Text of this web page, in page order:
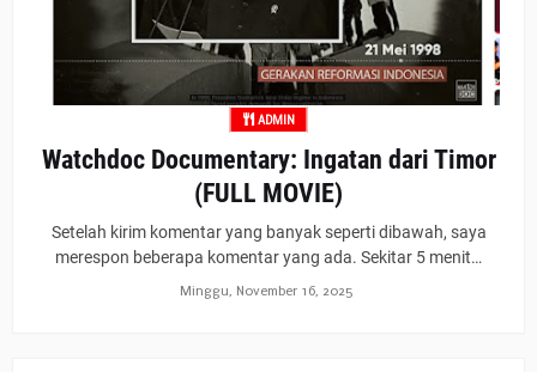
ADMIN
Watchdoc Documentary: Ingatan dari Timor
(FULL MOVIE)
Setelah kirim komentar yang banyak seperti dibawah, saya
merespon beberapa komentar yang ada. Sekitar 5 menit…
Minggu, November 16, 2025